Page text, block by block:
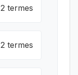
2 termes
2 termes